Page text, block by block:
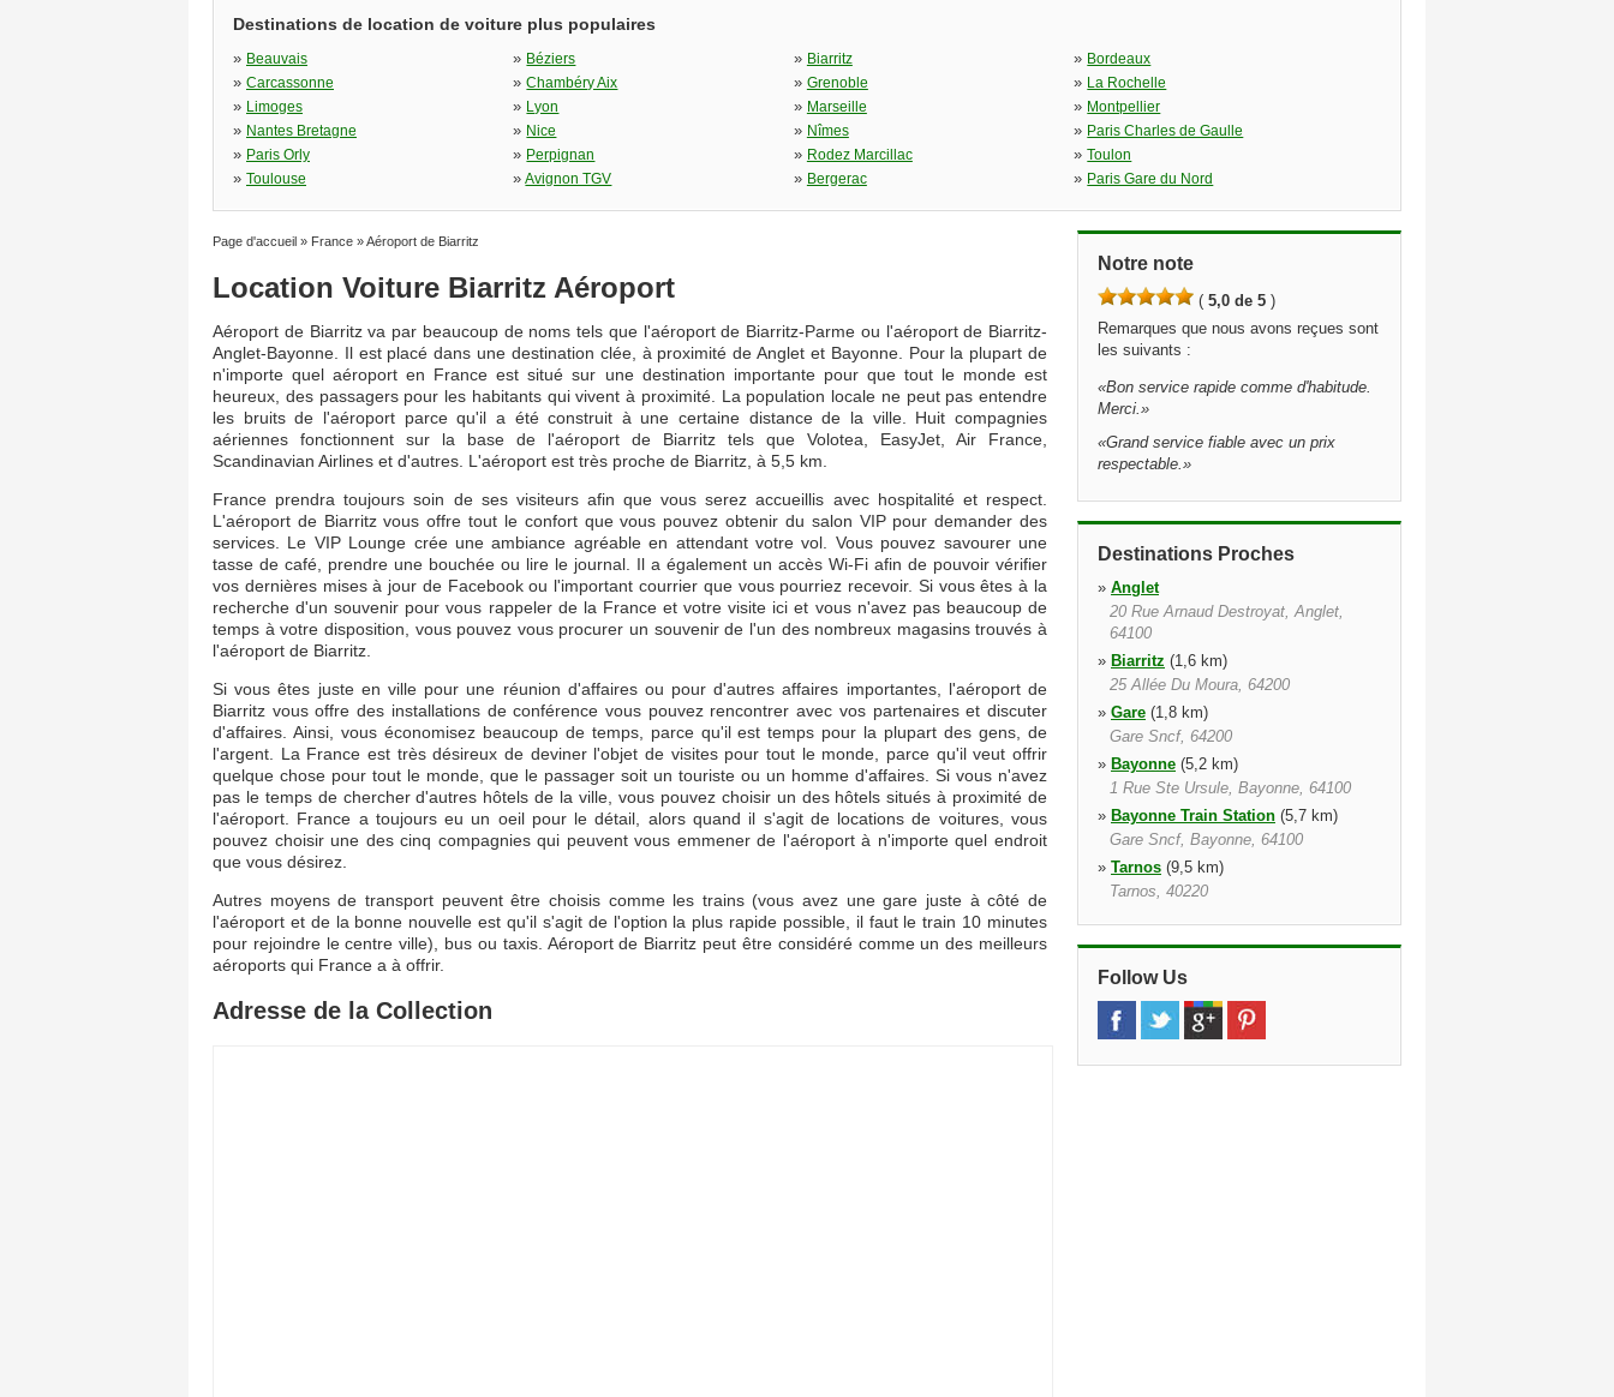
Destinations de location de voiture plus populaires
» Beauvais » Béziers » Biarritz » Bordeaux
» Carcassonne »Chambéry Aix » Grenoble » La Rochelle
» Limoges » Lyon » Marseille » Montpellier
» Nantes Bretagne » Nice » Nîmes » Paris Charles de Gaulle
» Paris Orly » Perpignan » Rodez Marcillac »Toulon
» Toulouse »Avignon TGV » Bergerac » Paris Gare du Nord
Page d'accueil » France »Aéroport de Biarritz
Location Voiture Biarritz Aéroport
Aéroport de Biarritz va par beaucoup de noms tels que l'aéroport de Biarritz-Parme ou l'aéroport de Biarritz-
Anglet-Bayonne. Il est placé dans une destination clée, à proximité de Anglet et Bayonne. Pour la plupart de
n'importe quel aéroport en France est situé sur une destination importante pour que tout le monde est
heureux, des passagers pour les habitants qui vivent à proximité. La population locale ne peut pas entendre
les bruits de l'aéroport parce qu'il a été construit à une certaine distance de la ville. Huit compagnies
aériennes fonctionnent sur la base de l'aéroport de Biarritz tels que Volotea, EasyJet, Air France,
Scandinavian Airlines et d'autres. L'aéroport est très proche de Biarritz, à 5,5 km.
France prendra toujours soin de ses visiteurs afin que vous serez accueillis avec hospitalité et respect.
L'aéroport de Biarritz vous offre tout le confort que vous pouvez obtenir du salon VIP pour demander des
services. Le VIP Lounge crée une ambiance agréable en attendant votre vol. Vous pouvez savourer une
tasse de café, prendre une bouchée ou lire le journal. Il a également un accès Wi-Fi afin de pouvoir vérifier
vos dernières mises à jour de Facebook ou l'important courrier que vous pourriez recevoir. Si vous êtes à la
recherche d'un souvenir pour vous rappeler de la France et votre visite ici et vous n'avez pas beaucoup de
temps à votre disposition, vous pouvez vous procurer un souvenir de l'un des nombreux magasins trouvés à
l'aéroport de Biarritz.
Si vous êtes juste en ville pour une réunion d'affaires ou pour d'autres affaires importantes, l'aéroport de
Biarritz vous offre des installations de conférence vous pouvez rencontrer avec vos partenaires et discuter
d'affaires. Ainsi, vous économisez beaucoup de temps, parce qu'il est temps pour la plupart des gens, de
l'argent. La France est très désireux de deviner l'objet de visites pour tout le monde, parce qu'il veut offrir
quelque chose pour tout le monde, que le passager soit un touriste ou un homme d'affaires. Si vous n'avez
pas le temps de chercher d'autres hôtels de la ville, vous pouvez choisir un des hôtels situés à proximité de
l'aéroport. France a toujours eu un oeil pour le détail, alors quand il s'agit de locations de voitures, vous
pouvez choisir une des cinq compagnies qui peuvent vous emmener de l'aéroport à n'importe quel endroit
que vous désirez.
Autres moyens de transport peuvent être choisis comme les trains (vous avez une gare juste à côté de
l'aéroport et de la bonne nouvelle est qu'il s'agit de l'option la plus rapide possible, il faut le train 10 minutes
pour rejoindre le centre ville), bus ou taxis. Aéroport de Biarritz peut être considéré comme un des meilleurs
aéroports qui France a à offrir.
Adresse de la Collection
Notre note
( 5,0 de 5 )
Remarques que nous avons reçues sont
les suivants :
«Bon service rapide comme d'habitude.
Merci.»
«Grand service fiable avec un prix
respectable.»
Destinations Proches
» Anglet
20 Rue Arnaud Destroyat, Anglet,
64100
» Biarritz (1,6 km)
25 Allée Du Moura, 64200
» Gare (1,8 km)
Gare Sncf, 64200
» Bayonne (5,2 km)
1 Rue Ste Ursule, Bayonne, 64100
» Bayonne Train Station (5,7 km)
Gare Sncf, Bayonne, 64100
» Tarnos (9,5 km)
Tarnos, 40220
km)
8 Boulevard Des Cigales, 8 Boulevard
Des Cigales, Capbreton, 40130
Follow Us